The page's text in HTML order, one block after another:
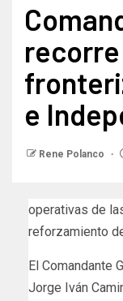
e
Rene Polanco
operativas de
reforzamiento
El Comandante
Jorge Iván